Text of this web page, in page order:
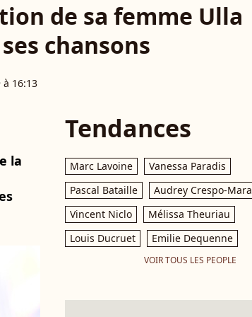
de sa femme Ulla
chansons
16:13
la
Tendances
Marc Lavoine
Vanessa Paradis
Pascal Bataille
Audrey Crespo-Mara
Vincent Niclo
Mélissa Theuriau
Louis Ducruet
Emilie Dequenne
VOIR TOUS LES PEOPLE